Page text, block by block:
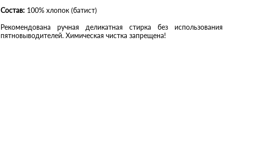
Состав:100% хлопок (батист)
Рекомендована ручная деликатная стирка без использования
пятновыводителей. Химическая чистка запрещена!